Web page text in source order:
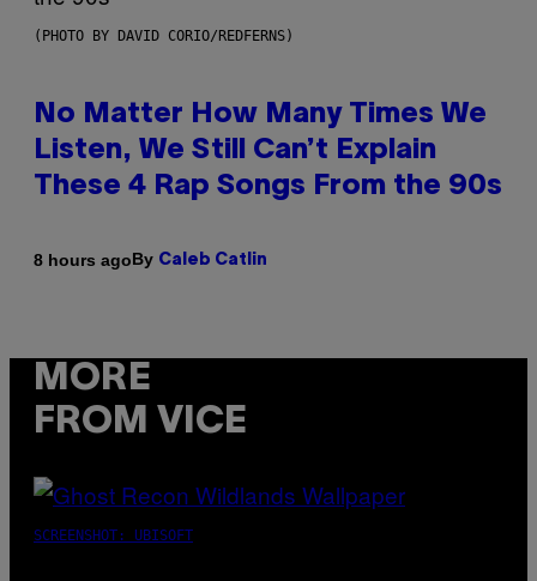
(PHOTO BY DAVID CORIO/REDFERNS)
No Matter How Many Times We
Listen, We Still Can’t Explain
These 4 Rap Songs From the 90s
8 hours agoBy Caleb Catlin
MORE
FROM VICE
SCREENSHOT: UBISOFT